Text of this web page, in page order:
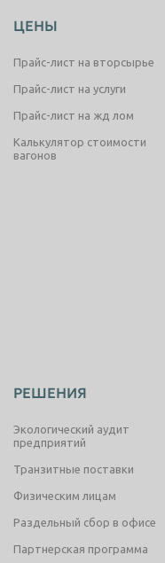
ЦЕНЫ
Прайс-лист на вторсырье
Прайс-лист на услуги
Прайс-лист на жд лом
Калькулятор стоимости
вагонов
РЕШЕНИЯ
Экологический аудит
предприятий
Транзитные поставки
Физическим лицам
Раздельный сбор в офисе
Партнерская программа